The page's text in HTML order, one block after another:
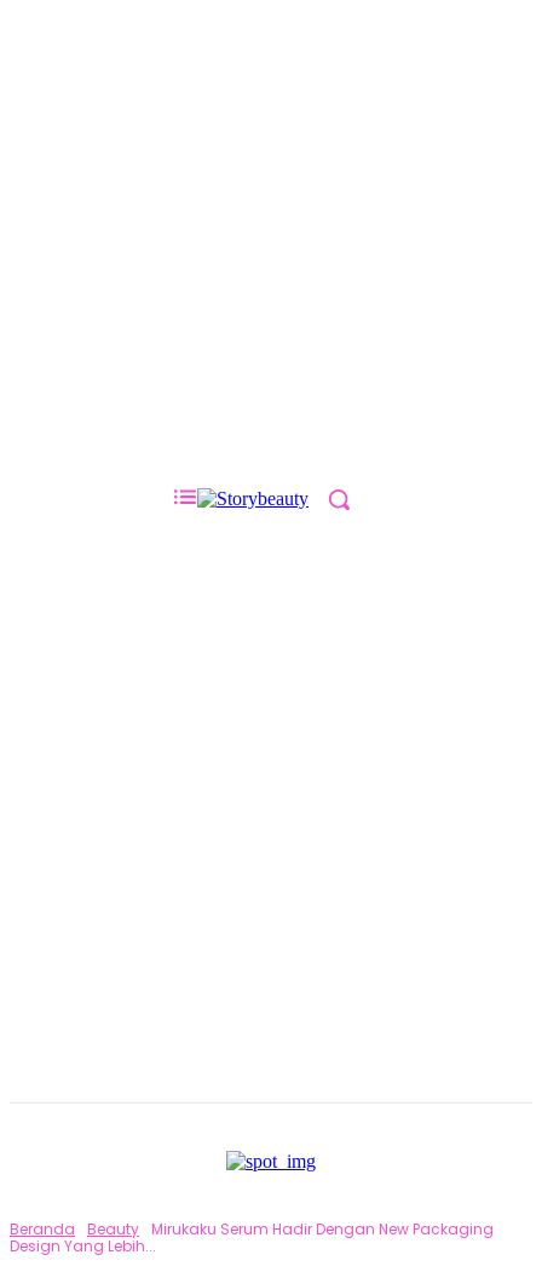
Beranda Beauty Mirukaku Serum Hadir Dengan New Packaging
Design Yang Lebih...